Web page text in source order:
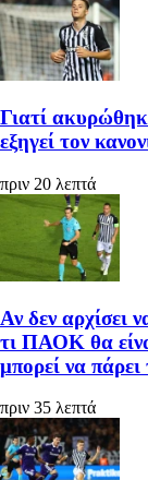
Γιατί
εξηγεί τον
πριν 20 λεπτά
Αν δεν αρχίσει
τι ΠΑΟΚ θα
μπορεί να
πριν 35 λεπτά